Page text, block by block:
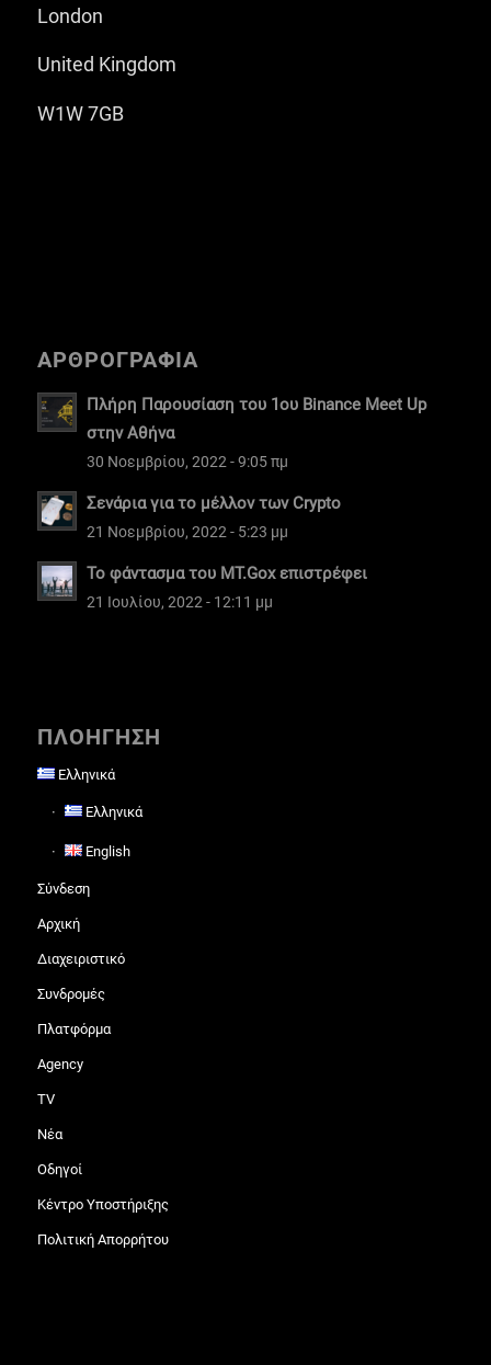
London
United Kingdom
W1W 7GB
ΑΡΘΡΟΓΡΑΦΙΑ
Πλήρη Παρουσίαση του 1ου Binance Meet Up
στην Αθήνα
30 Νοεμβρίου, 2022 - 9:05 πμ
Σενάρια για το μέλλον των Crypto
21 Νοεμβρίου, 2022 - 5:23 μμ
Το φάντασμα του MT.Gox επιστρέφει
21 Ιουλίου, 2022 - 12:11 μμ
ΠΛΟΗΓΗΣΗ
Ελληνικά
Ελληνικά
English
Σύνδεση
Αρχική
Διαχειριστικό
Συνδρομές
Πλατφόρμα
Agency
TV
Νέα
Οδηγοί
Κέντρο Υποστήριξης
Πολιτική Απορρήτου